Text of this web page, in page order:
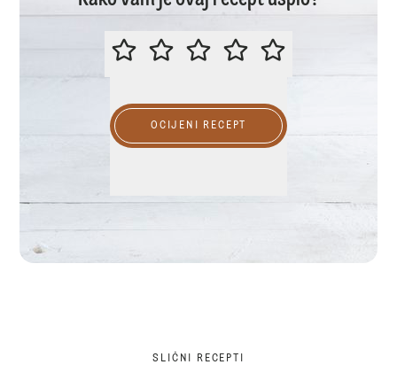
OCIJENITE OVAJ RECEPT
OCIJENI RECEPT
SLIČNI RECEPTI